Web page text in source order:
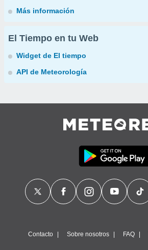
Más información
El Tiempo en tu Web
Widget de El tiempo
API de Meteorología
Contacto Sobre nosotros FAQ